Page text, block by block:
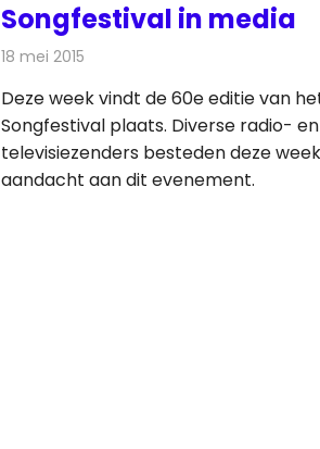
Songfestival in media
18 mei 2015
Deze week vindt de 60e editie van
Songfestival plaats. Diverse radio- en
televisiezenders besteden deze week
aandacht aan dit evenement.